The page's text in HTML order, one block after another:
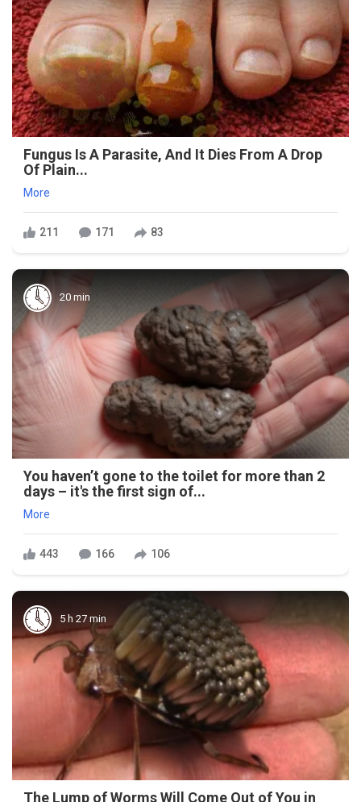
Fungus Is A Parasite, And It Dies From A Drop
Of Plain...
More
211 171 83
20 min
You haven’t gone to the toilet for more than 2
days – it's the first sign of...
More
443 166 106
5 h 27 min
The Lump of Worms Will Come Out of You in